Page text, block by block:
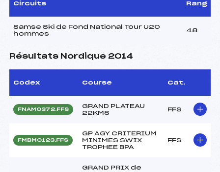
Circuits Rang
Samse Ski de Fond National Tour U20
hommes
48
Résultats Nordique 2014
Codex Course Cat.
FNAM0372.FFS
GRAND PLATEAU
22KMS
FFS
FMBM0123.FFS
GP AGY CRITERIUM
MINIMES SWIX
TROPHEE BPA
FFS
GRAND PRIX de